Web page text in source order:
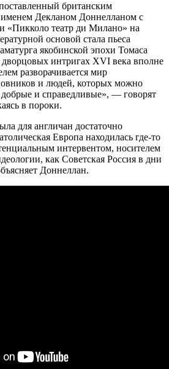
британским
Декланом Доннелланом с
«Пикколо театр ди Милано» на
основой стала пьеса
якобинской эпохи Томаса
интригах XVI века вполне
разворачивается мир
и людей, которых можно
и справедливые», — говорят
в пороки.
для англичан достаточно
Европа находилась где-то
интервентом, носителем
как Советская Россия в дни
Доннеллан.